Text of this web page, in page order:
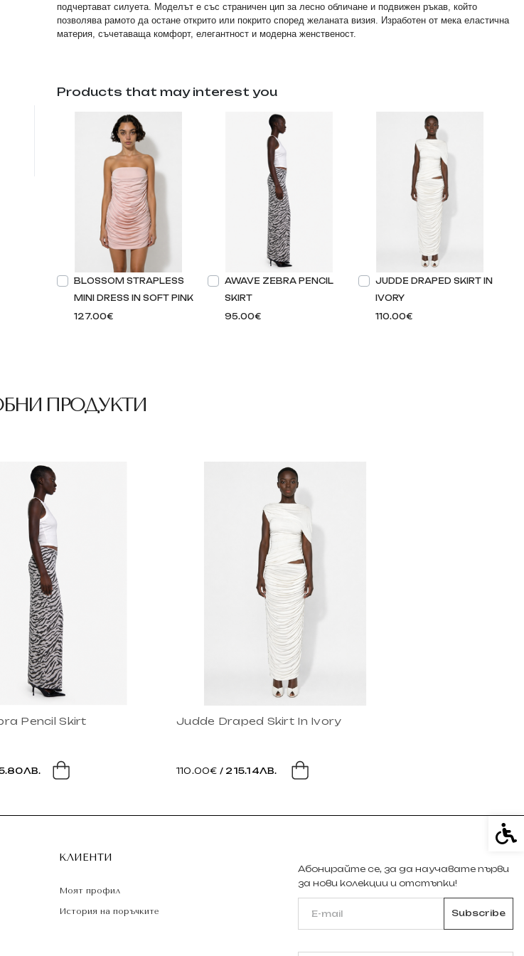
подчертават силуета. Моделът е със страничен цип за лесно обличане и подвижен ръкав, който
позволява рамото да остане открито или покрито според желаната визия. Изработен от мека еластична
материя, съчетаваща комфорт, елегантност и модерна женственост.
Products that may interest you
BLOSSOM STRAPLESS
MINI DRESS IN SOFT PINK
127.00€
AWAVE ZEBRA PENCIL
SKIRT
95.00€
JUDDE DRAPED SKIRT IN
IVORY
110.00€
ПРОДУКТИ
Pencil Skirt Judde Draped Skirt In Ivory
110.00€ / 215.14ЛВ.
КЛИЕНТИ
Моят профил
История на поръчките
Абонирайте се, за да научавате първи
за нови колекции и отстъпки!